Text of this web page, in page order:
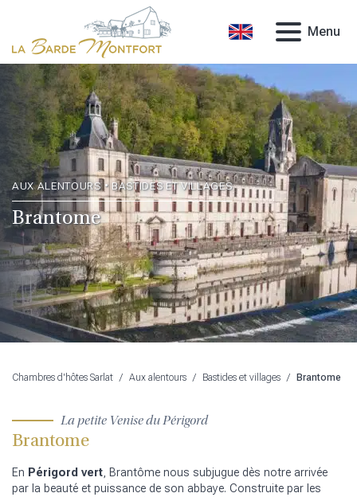
Menu
AUX ALENTOURS • BASTIDES ET VILLAGES
Brantome
Chambres d'hôtes Sarlat / Aux alentours / Bastides et villages / Brantome
La petite Venise du Périgord
Brantome
En Périgord vert, Brantôme nous subjugue dès notre arrivée
par la beauté et puissance de son abbaye. Construite par les